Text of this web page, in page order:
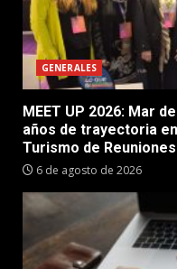
GENERALES
MEET UP 2026: Mar
años de trayectoria
Turismo de Reuniones
6 de agosto de 2026